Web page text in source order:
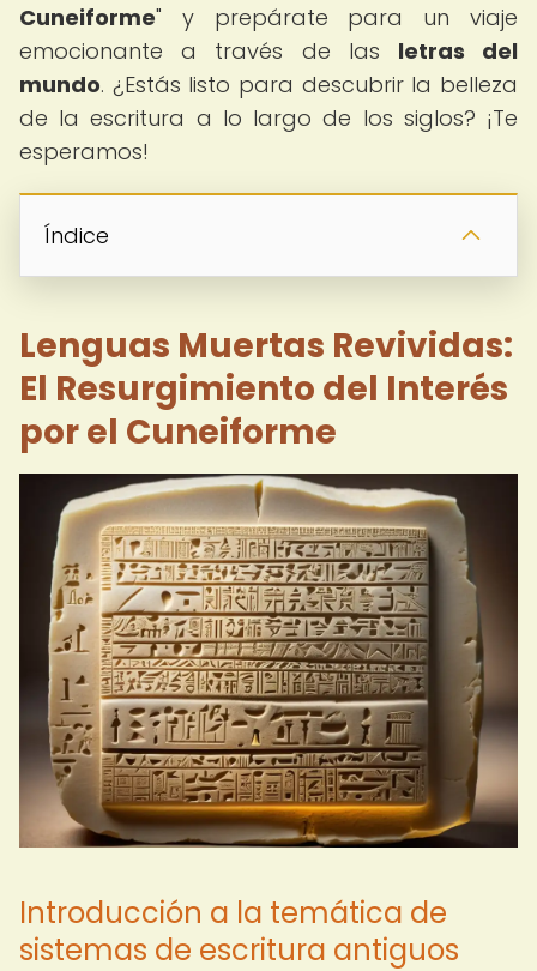
Cuneiforme" y prepárate para un viaje
emocionante a través de las letras del
mundo. ¿Estás listo para descubrir la belleza
de la escritura a lo largo de los siglos? ¡Te
esperamos!
Índice
Lenguas Muertas Revividas:
El Resurgimiento del Interés
por el Cuneiforme
Introducción a la temática de
sistemas de escritura antiguos